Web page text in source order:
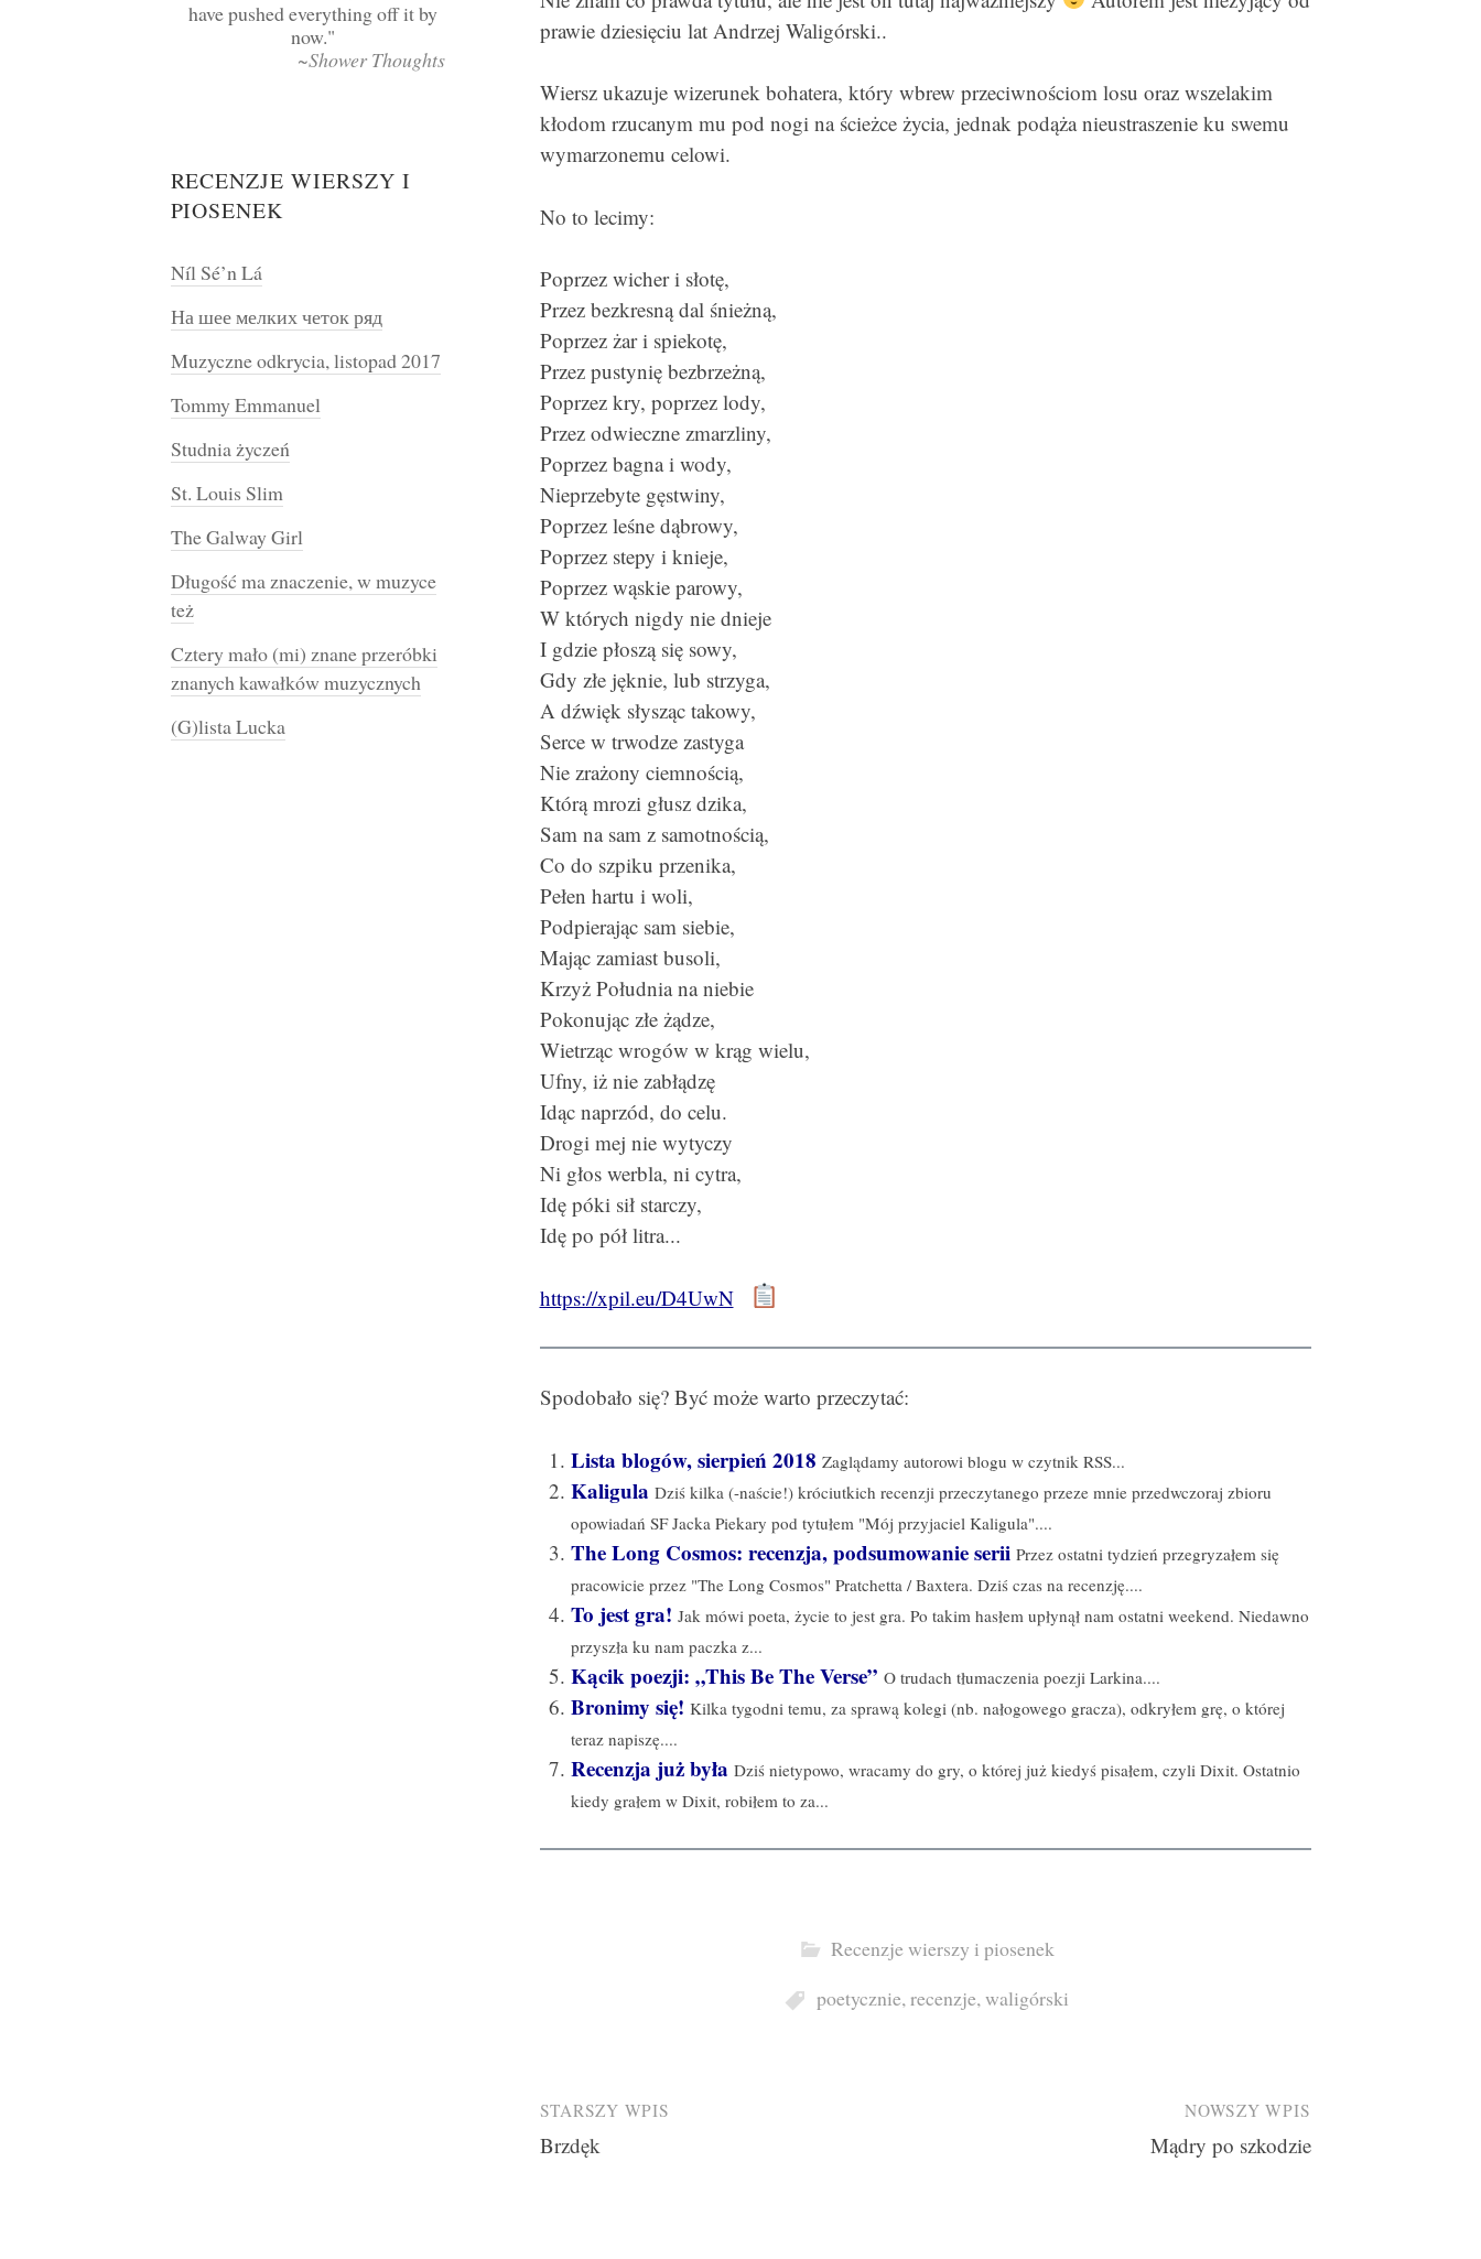
prawie dziesięciu lat Andrzej Waligórski..
Wiersz ukazuje wizerunek bohatera, który wbrew przeciwnościom losu oraz wszelakim
kłodom rzucanym mu pod nogi na ścieżce życia, jednak podąża nieustraszenie ku swemu
wymarzonemu celowi.
No to lecimy:
Poprzez wicher i słotę,
Przez bezkresną dal śnieżną,
Poprzez żar i spiekotę,
Przez pustynię bezbrzeżną,
Poprzez kry, poprzez lody,
Przez odwieczne zmarzliny,
Poprzez bagna i wody,
Nieprzebyte gęstwiny,
Poprzez leśne dąbrowy,
Poprzez stepy i knieje,
Poprzez wąskie parowy,
W których nigdy nie dnieje
I gdzie płoszą się sowy,
Gdy złe jęknie, lub strzyga,
A dźwięk słysząc takowy,
Serce w trwodze zastyga
Nie zrażony ciemnością,
Którą mrozi głusz dzika,
Sam na sam z samotnością,
Co do szpiku przenika,
Pełen hartu i woli,
Podpierając sam siebie,
Mając zamiast busoli,
Krzyż Południa na niebie
Pokonując złe żądze,
Wietrząc wrogów w krąg wielu,
Ufny, iż nie zabłądzę
Idąc naprzód, do celu.
Drogi mej nie wytyczy
Ni głos werbla, ni cytra,
Idę póki sił starczy,
Idę po pół litra...
https://xpil.eu/D4UwN
Spodobało się? Być może warto przeczytać:
Lista blogów, sierpień 2018 Zaglądamy autorowi blogu w czytnik RSS...
Kaligula Dziś kilka (-naście!) króciutkich recenzji przeczytanego przeze mnie przedwczoraj zbioru
opowiadań SF Jacka Piekary pod tytułem "Mój przyjaciel Kaligula"....
The Long Cosmos: recenzja, podsumowanie serii Przez ostatni tydzień przegryzałem się
pracowicie przez "The Long Cosmos" Pratchetta / Baxtera. Dziś czas na recenzję....
To jest gra! Jak mówi poeta, życie to jest gra. Po takim hasłem upłynął nam ostatni weekend. Niedawno
przyszła ku nam paczka z...
Kącik poezji: „This Be The Verse” O trudach tłumaczenia poezji Larkina....
Bronimy się! Kilka tygodni temu, za sprawą kolegi (nb. nałogowego gracza), odkryłem grę, o której
teraz napiszę....
Recenzja już była Dziś nietypowo, wracamy do gry, o której już kiedyś pisałem, czyli Dixit. Ostatnio
kiedy grałem w Dixit, robiłem to za...
Recenzje wierszy i piosenek
poetycznie, recenzje, waligórski
Post
navigation
STARSZY WPIS
Brzdęk
NOWSZY WPIS
Mądry po szkodzie
have pushed everything off it by
now.
~Shower Thoughts
RECENZJE WIERSZY I
PIOSENEK
Níl Sé’n Lá
На шее мелких четок ряд
Muzyczne odkrycia, listopad 2017
Tommy Emmanuel
Studnia życzeń
St. Louis Slim
The Galway Girl
Długość ma znaczenie, w muzyce
też
Cztery mało (mi) znane przeróbki
znanych kawałków muzycznych
(G)lista Lucka